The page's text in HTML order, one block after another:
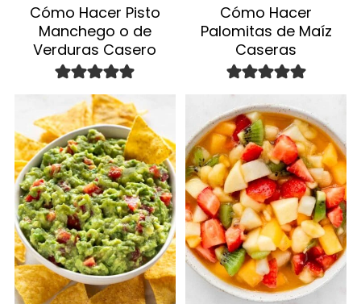
Cómo Hacer Pisto
Manchego o de
Verduras Casero
Cómo Hacer
Palomitas de Maíz
Caseras